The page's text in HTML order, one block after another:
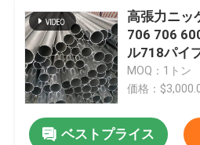
高張力ニッ
706 706
ル718パイ
MOQ：1トン
価格：
ベストプライス